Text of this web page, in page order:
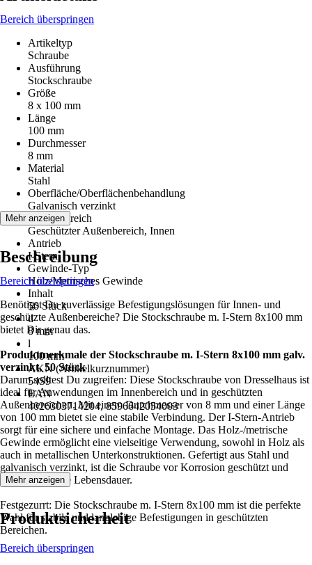
Bereich überspringen
Artikeltyp
Schraube
Ausführung
Stockschraube
Größe
8 x 100 mm
Länge
100 mm
Durchmesser
8 mm
Material
Stahl
Oberfläche/Oberflächenbehandlung
Galvanisch verzinkt
Einsatzbereich
Geschützter Außenbereich, Innen
Antrieb
I-Stern
Gewinde-Typ
Holz/Metrisches Gewinde
Inhalt
50 Stück
d
8 mm
l
100 mm
AKN (Artikelkurznummer)
54S9
EAN
4026303714204, 8596642054003
Mehr anzeigen
Beschreibung
Bereich überspringen
Benötigst Du zuverlässige Befestigungslösungen für Innen- und
geschützte Außenbereiche? Die Stockschraube m. I-Stern 8x100 mm
bietet Dir genau das.
Produktmerkmale der Stockschraube m. I-Stern 8x100 mm galv.
verzinkt, 50 Stück
Darum solltest Du zugreifen: Diese Stockschraube von Dresselhaus ist
ideal für Anwendungen im Innenbereich und in geschützten
Außenbereichen. Mit einem Durchmesser von 8 mm und einer Länge
von 100 mm bietet sie eine stabile Verbindung. Der I-Stern-Antrieb
sorgt für eine sichere und einfache Montage. Das Holz-/metrische
Gewinde ermöglicht eine vielseitige Verwendung, sowohl in Holz als
auch in metallischen Unterkonstruktionen. Gefertigt aus Stahl und
galvanisch verzinkt, ist die Schraube vor Korrosion geschützt und
bietet eine lange Lebensdauer.
Festgezurrt: Die Stockschraube m. I-Stern 8x100 mm ist die perfekte
Wahl für stabile und langlebige Befestigungen in geschützten
Bereichen.
Mehr anzeigen
Produktsicherheit
Bereich überspringen